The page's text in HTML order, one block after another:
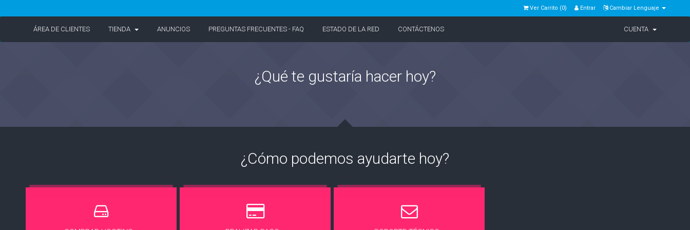
Cambiar Lenguaje
Entrar
Ver Carrito (0)
ÁREA DE CLIENTES TIENDA ANUNCIOS PREGUNTAS FRECUENTES - FAQ ESTADO DE LA RED CONTÁCTENOS CUENTA
¿Qué te gustaría hacer hoy?
¿Cómo podemos ayudarte hoy?